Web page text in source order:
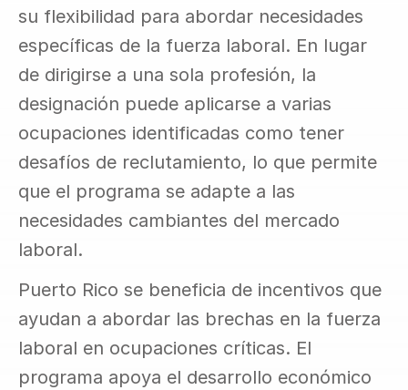
su flexibilidad para abordar necesidades
específicas de la fuerza laboral. En lugar
de dirigirse a una sola profesión, la
designación puede aplicarse a varias
ocupaciones identificadas como tener
desafíos de reclutamiento, lo que permite
que el programa se adapte a las
necesidades cambiantes del mercado
laboral.
Puerto Rico se beneficia de incentivos que
ayudan a abordar las brechas en la fuerza
laboral en ocupaciones críticas. El
programa apoya el desarrollo económico